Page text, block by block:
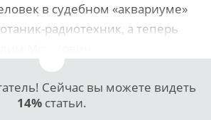
в судебном «аквариуме»
радиотехник, а теперь
Сейчас вы можете видеть
14% статьи.